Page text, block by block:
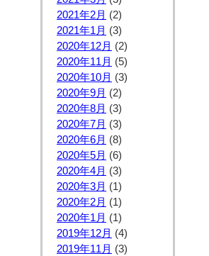
2021年2月 (2)
2021年1月 (3)
2020年12月 (2)
2020年11月 (5)
2020年10月 (3)
2020年9月 (2)
2020年8月 (3)
2020年7月 (3)
2020年6月 (8)
2020年5月 (6)
2020年4月 (3)
2020年3月 (1)
2020年2月 (1)
2020年1月 (1)
2019年12月 (4)
2019年11月 (3)